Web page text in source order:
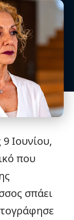
9 Ιουνίου,
που
σπάει